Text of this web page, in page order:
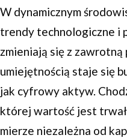
W dynamicznym
trendy technologiczne i
zmieniają się z zawrotną
umiejętnością staje się
jak cyfrowy aktyw.
której wartość jest
mierze niezależna od